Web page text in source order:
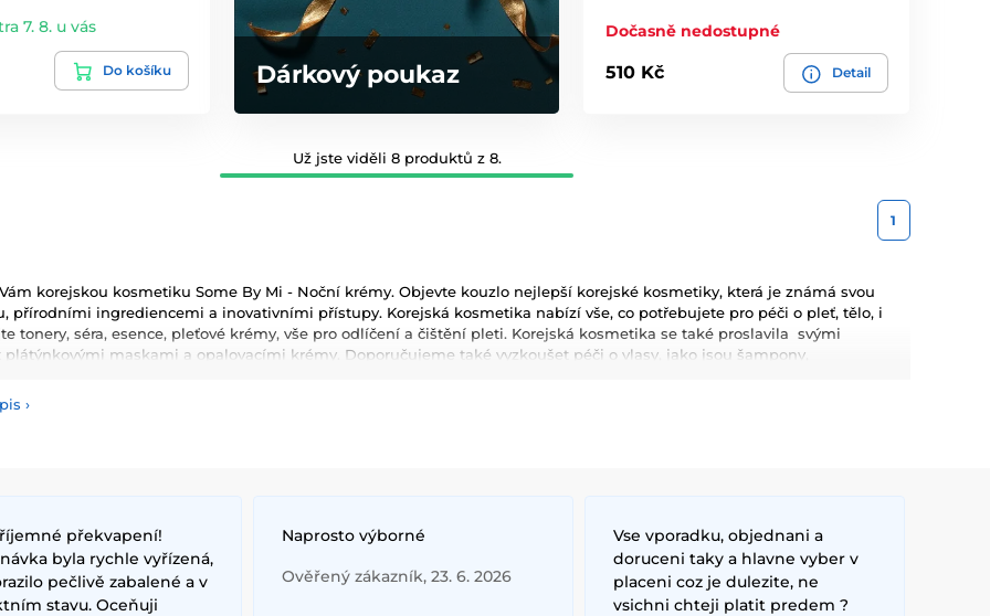
7. 8. u vás
Do košíku Dárkový poukaz
Dočasně nedostupné
510 Kč Detail
Už jste viděli 8 produktů z 8.
1
korejskou kosmetiku Some By Mi - Noční krémy. Objevte kouzlo nejlepší korejské kosmetiky, která je známá svou
přírodními ingrediencemi a inovativními přístupy. Korejská kosmetika nabízí vše, co potřebujete pro péči o pleť, tělo, i
tonery, séra, esence, pleťové krémy, vše pro odlíčení a čištění pleti. Korejská kosmetika se také proslavila svými
maskami a opalovacími krémy. Doporučujeme také vyzkoušet péči o vlasy, jako jsou šampony,
ingredience patří šnečí extrakt, zelený čaj, aloe vera a kyselina hyaluronová, které poskytují hloubkovou
›
překvapení!
byla rychle vyřízená,
pečlivě zabalené a v
stavu. Oceňuji
Naprosto výborné
Ověřený zákazník, 23. 6. 2026
Vse vporadku, objednani a
doruceni taky a hlavne vyber v
placeni coz je dulezite, ne
vsichni chteji platit predem ?